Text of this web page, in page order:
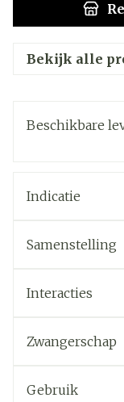
Bekijk alle
Beschikbare
Indicatie
Samenstelling
Interacties
Zwangerschap
Gebruik